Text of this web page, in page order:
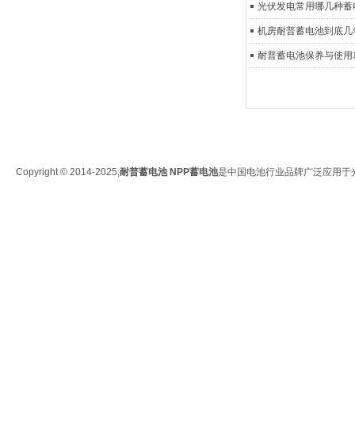
光伏发电常用哪几种蓄
机房耐普蓄电池到底
耐普蓄电池保养与使
Copyright © 2014-2025,耐普蓄电池 NPP蓄电池是中国电池行业品牌广泛应用